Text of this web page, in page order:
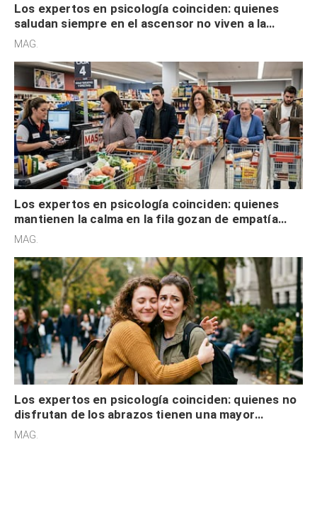
Los expertos en psicología coinciden: quienes
saludan siempre en el ascensor no viven a la
defensiva y tienen apertura social
MAG.
Los expertos en psicología coinciden: quienes
mantienen la calma en la fila gozan de empatía
cognitiva, gratitud y no solo tienen autocontrol
MAG.
Los expertos en psicología coinciden: quienes no
disfrutan de los abrazos tienen una mayor
sensibilidad a los estímulos físicos y no es por
MAG.